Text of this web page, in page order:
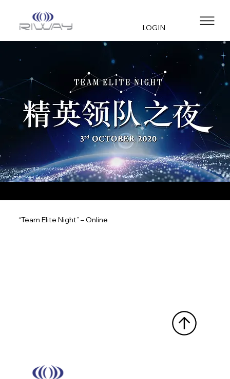
LOGIN
“Team Elite Night” – Online